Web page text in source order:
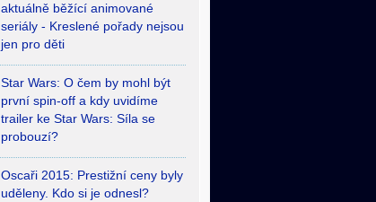
aktuálně běžící animované
seriály - Kreslené pořady nejsou
jen pro děti
Star Wars: O čem by mohl být
první spin-off a kdy uvidíme
trailer ke Star Wars: Síla se
probouzí?
Oscaři 2015: Prestižní ceny byly
uděleny. Kdo si je odnesl?